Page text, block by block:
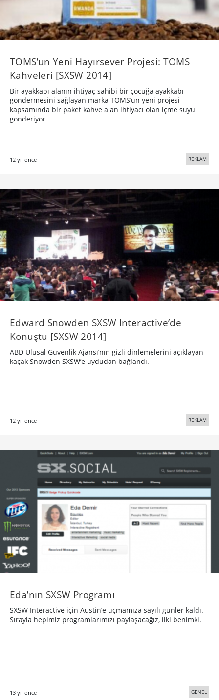
TOMS’un Yeni Hayırsever Projesi: TOMS
Kahveleri [SXSW 2014]
Bir ayakkabı alanın ihtiyaç sahibi bir çocuğa ayakkabı
göndermesini sağlayan marka TOMS’un yeni projesi
kapsamında bir paket kahve alan ihtiyacı olan içme suyu
gönderiyor.
12 yıl önce REKLAM
Edward Snowden SXSW Interactive’de
Konuştu [SXSW 2014]
ABD Ulusal Güvenlik Ajansı’nın gizli dinlemelerini açıklayan
kaçak Snowden SXSW’e uydudan bağlandı.
12 yıl önce REKLAM
Eda’nın SXSW Programı
SXSW Interactive için Austin’e uçmamıza sayılı günler kaldı.
Sırayla hepimiz programlarımızı paylaşacağız, ilki benimki.
13 yıl önce GENEL